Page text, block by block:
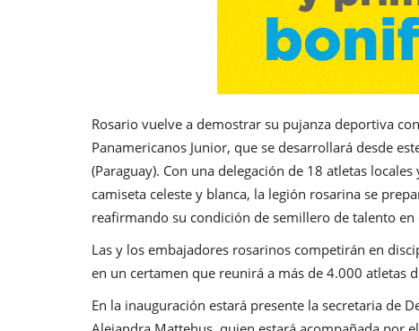
Rosario vuelve a demostrar su pujanza deportiva
Panamericanos Junior, que se desarrollará desde
(Paraguay). Con una delegación de 18 atletas
camiseta celeste y blanca, la legión rosarina se
reafirmando su condición de semillero de talento en
Las y los embajadores rosarinos competirán en
en un certamen que reunirá a más de 4.000 atletas
En la inauguración estará presente la secretaria de